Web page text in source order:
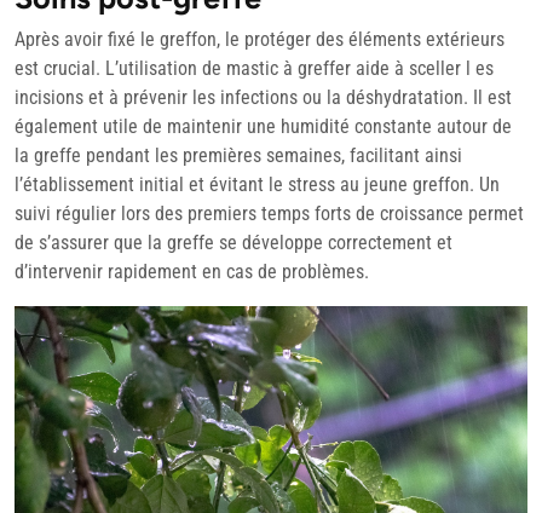
Après avoir fixé le greffon, le protéger des éléments extérieurs
est crucial. L’utilisation de mastic à greffer aide à sceller l es
incisions et à prévenir les infections ou la déshydratation. Il est
également utile de maintenir une humidité constante autour de
la greffe pendant les premières semaines, facilitant ainsi
l’établissement initial et évitant le stress au jeune greffon. Un
suivi régulier lors des premiers temps forts de croissance permet
de s’assurer que la greffe se développe correctement et
d’intervenir rapidement en cas de problèmes.